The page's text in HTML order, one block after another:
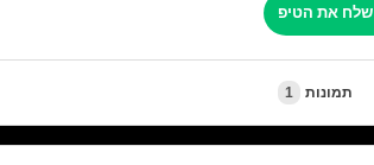
שלח את הטיפ
תמונות 1